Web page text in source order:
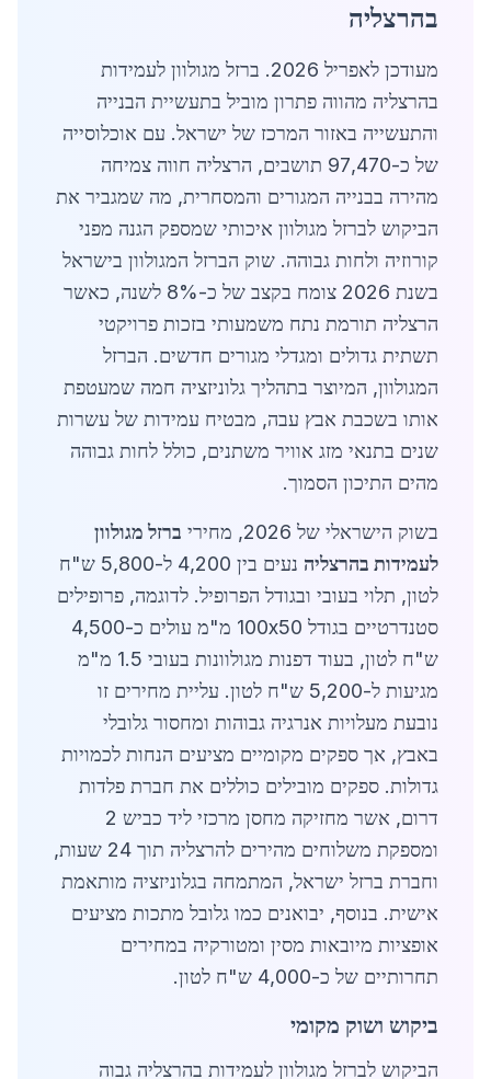
בהרצליה
מעודכן לאפריל 2026. ברזל מגולוון לעמידות
בהרצליה מהווה פתרון מוביל בתעשיית הבנייה
והתעשייה באזור המרכז של ישראל. עם אוכלוסייה
של כ-97,470 תושבים, הרצליה חווה צמיחה
מהירה בבנייה המגורים והמסחרית, מה שמגביר את
הביקוש לברזל מגולוון איכותי שמספק הגנה מפני
קורוזיה ולחות גבוהה. שוק הברזל המגולוון בישראל
בשנת 2026 צומח בקצב של כ-8% לשנה, כאשר
הרצליה תורמת נתח משמעותי בזכות פרויקטי
תשתית גדולים ומגדלי מגורים חדשים. הברזל
המגולוון, המיוצר בתהליך גלוניזציה חמה שמעטפת
אותו בשכבת אבץ עבה, מבטיח עמידות של עשרות
שנים בתנאי מזג אוויר משתנים, כולל לחות גבוהה
מהים התיכון הסמוך.
בשוק הישראלי של 2026, מחירי
ברזל מגולוון
לעמידות בהרצליה
נעים בין 4,200 ל-5,800 ש"ח
לטון, תלוי בעובי ובגודל הפרופיל. לדוגמה, פרופילים
סטנדרטיים בגודל 100x50 מ"מ עולים כ-4,500
ש"ח לטון, בעוד דפנות מגולוונות בעובי 1.5 מ"מ
מגיעות ל-5,200 ש"ח לטון. עליית מחירים זו
נובעת מעלויות אנרגיה גבוהות ומחסור גלובלי
באבץ, אך ספקים מקומיים מציעים הנחות לכמויות
גדולות. ספקים מובילים כוללים את חברת פלדות
דרום, אשר מחזיקה מחסן מרכזי ליד כביש 2
ומספקת משלוחים מהירים להרצליה תוך 24 שעות,
וחברת ברזל ישראל, המתמחה בגלוניזציה מותאמת
אישית. בנוסף, יבואנים כמו גלובל מתכות מציעים
אופציות מיובאות מסין ומטורקיה במחירים
תחרותיים של כ-4,000 ש"ח לטון.
ביקוש ושוק מקומי
הביקוש לברזל מגולוון לעמידות בהרצליה גבוה